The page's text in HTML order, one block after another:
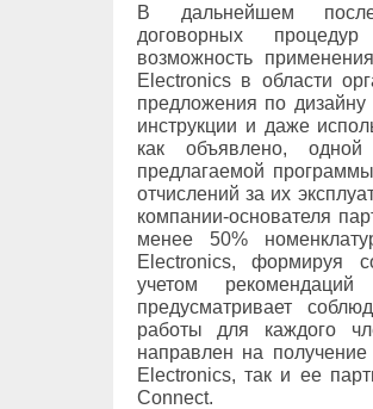
В дальнейшем
договорных
возможность
Electronics в области
предложения по
инструкции и даже
как объявлено,
предлагаемой
отчислений за их
компании-основателя
менее 50%
Electronics, формируя
учетом
предусматривает
работы для каждого
направлен на
Electronics, так и ее
Connect.